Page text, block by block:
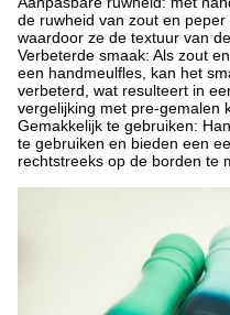
de ruwheid van zout en
waardoor ze de textuur van
Verbeterde smaak: Als zout
een handmeulfles, kan het
verbeterd, wat resulteert in
vergelijking met pre-gemalen
Gemakkelijk te gebruiken:
te gebruiken en bieden een
rechtstreeks op de borden te